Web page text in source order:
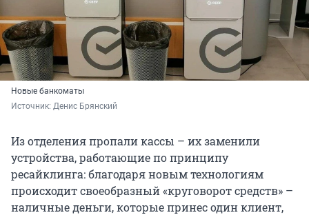
Новые банкоматы
Источник: Денис Брянский
Из отделения пропали кассы – их заменили
устройства, работающие по принципу
ресайклинга: благодаря новым технологиям
происходит своеобразный «круговорот средств» –
наличные деньги, которые принес один клиент,